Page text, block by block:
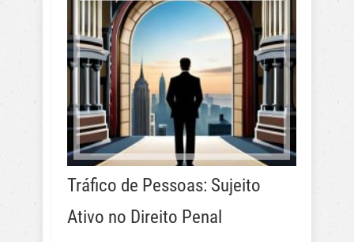
Tráfico de Pessoas: Sujeito
Ativo no Direito Penal